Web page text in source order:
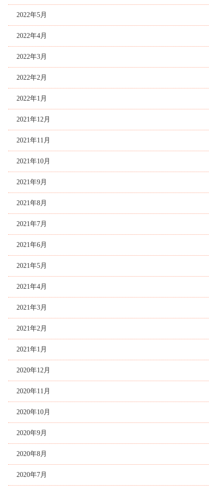
2022年5月
2022年4月
2022年3月
2022年2月
2022年1月
2021年12月
2021年11月
2021年10月
2021年9月
2021年8月
2021年7月
2021年6月
2021年5月
2021年4月
2021年3月
2021年2月
2021年1月
2020年12月
2020年11月
2020年10月
2020年9月
2020年8月
2020年7月